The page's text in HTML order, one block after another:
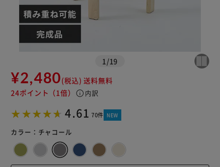
1 /19
¥2,480(税込) 送料無料
24ポイント （1倍） info 内訳
4.61 70件 NEW
カラー： チャコール
※ご確認ください
カートに入れる